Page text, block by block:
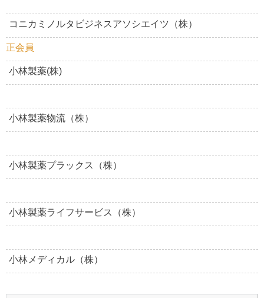
コニカミノルタビジネスアソシエイツ（株）
正会員
小林製薬(株)
小林製薬物流（株）
小林製薬プラックス（株）
小林製薬ライフサービス（株）
小林メディカル（株）